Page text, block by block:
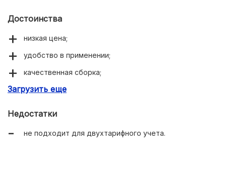
Достоинства
низкая цена;
удобство в применении;
качественная сборка;
простые настройки.
Загрузить еще
Недостатки
не подходит для двухтарифного учета.